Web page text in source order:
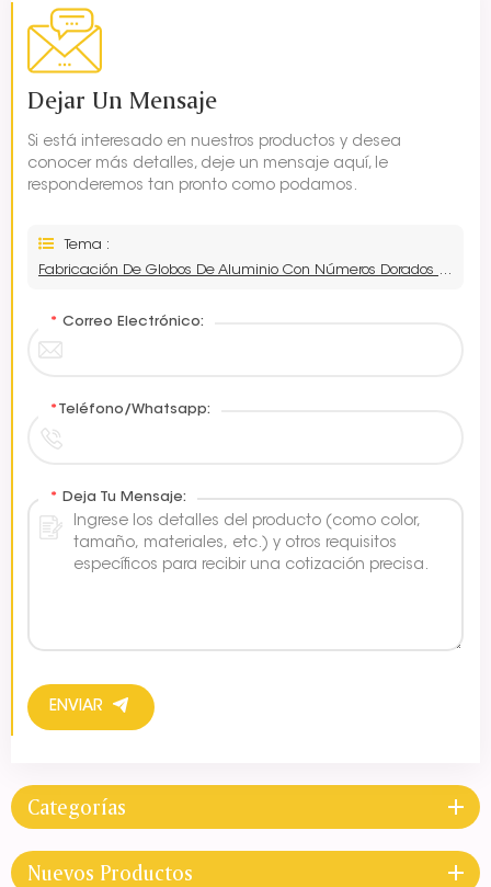
Dejar Un Mensaje
Si está interesado en nuestros productos y desea
conocer más detalles, deje un mensaje aquí, le
responderemos tan pronto como podamos.
Tema :
Fabricación De Globos De Aluminio Con Números Dorados Para Decoración De Fiestas De 50 Pulgadas
* Correo Electrónico:
* Teléfono/Whatsapp:
* Deja Tu Mensaje:
ENVIAR
Categorías
Nuevos Productos